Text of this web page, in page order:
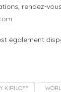
rendez-
également
KIRILOFF